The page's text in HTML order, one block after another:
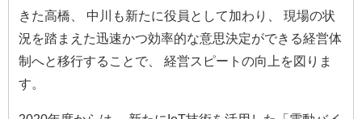
きた高橋、 中川も新たに役員として加わり、 現場の状
況を踏まえた迅速かつ効率的な意思決定ができる経営体
制へと移行することで、 経営スピートの向上を図りま
す。